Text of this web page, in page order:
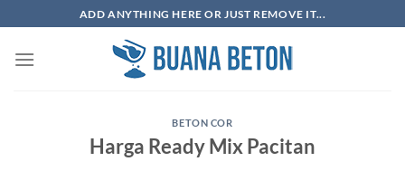
to
content
ADD ANYTHING HERE OR JUST REMOVE IT...
BETON COR
Harga Ready Mix Pacitan